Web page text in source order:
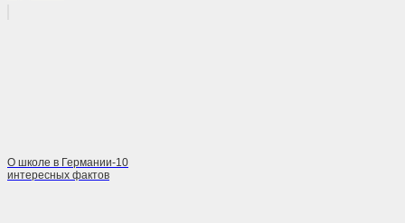
О школе в Германии-10
интересных фактов